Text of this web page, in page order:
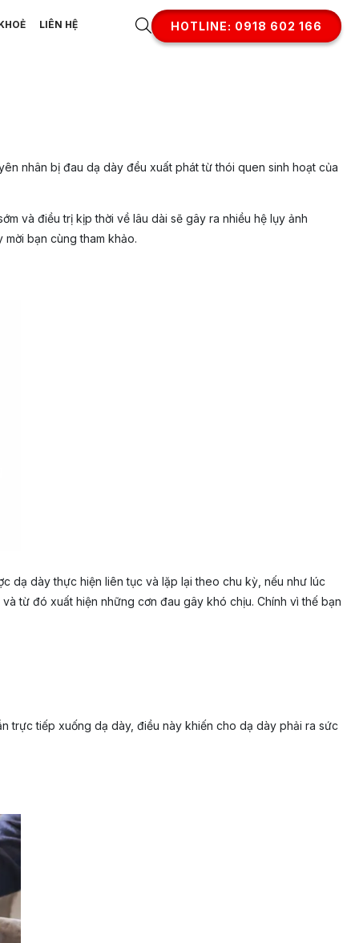
LIÊN HỆ HOTLINE: 0918 602 166
nhân bị đau dạ dày đều xuất phát từ thói quen sinh hoạt của
và điều trị kịp thời về lâu dài sẽ gây ra nhiều hệ lụy ảnh
bạn cùng tham khảo.
dạ dày thực hiện liên tục và lặp lại theo chu kỳ, nếu như lúc
từ đó xuất hiện những cơn đau gây khó chịu. Chính vì thế bạn
trực tiếp xuống dạ dày, điều này khiến cho dạ dày phải ra sức